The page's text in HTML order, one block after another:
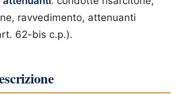
ravvedimento, attenuanti
62-bis c.p.).